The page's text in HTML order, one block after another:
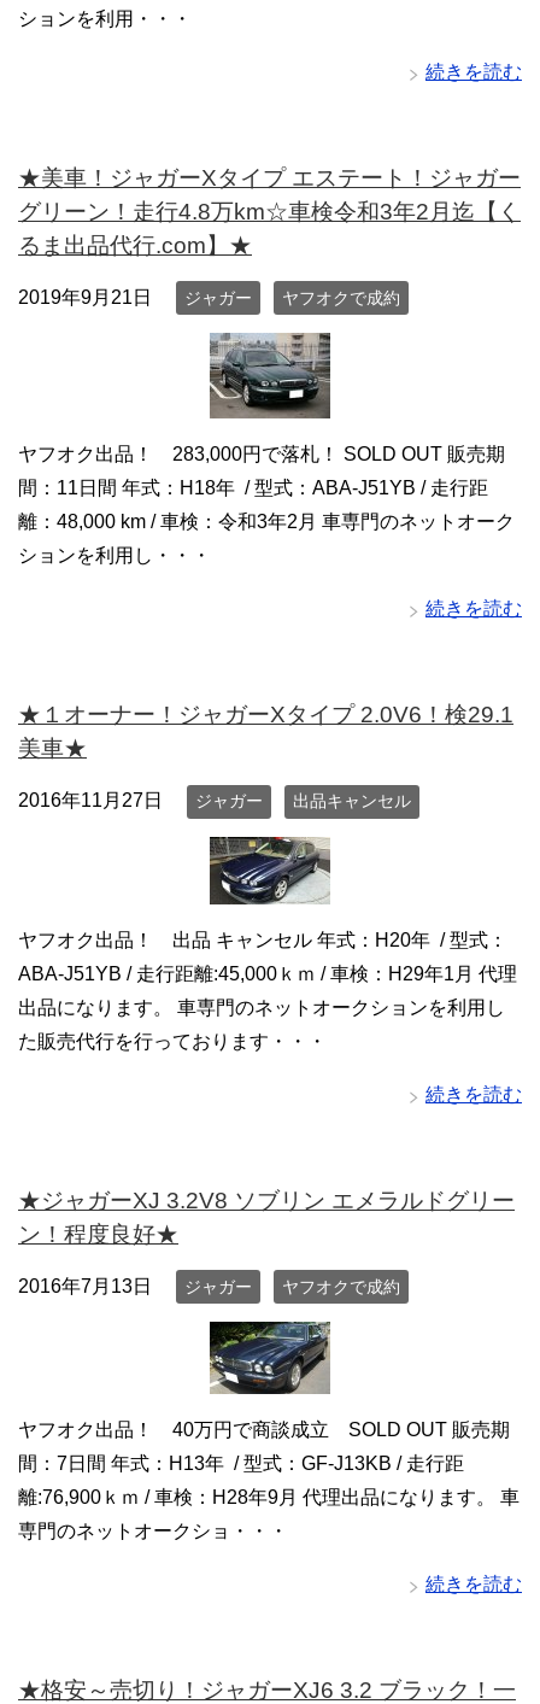
ションを利用・・・
続きを読む
★美車！ジャガーXタイプ エステート！ジャガー
グリーン！走行4.8万km☆車検令和3年2月迄【く
るま出品代行.com】★
2019年9月21日 ジャガー ヤフオクで成約
ヤフオク出品！ 283,000円で落札！ SOLD OUT 販売期
間：11日間 年式：H18年 / 型式：ABA-J51YB / 走行距
離：48,000 km / 車検：令和3年2月 車専門のネットオーク
ションを利用し・・・
続きを読む
★１オーナー！ジャガーXタイプ 2.0V6！検29.1
美車★
2016年11月27日 ジャガー 出品キャンセル
ヤフオク出品！ 出品 キャンセル 年式：H20年 / 型式：
ABA-J51YB / 走行距離:45,000ｋｍ / 車検：H29年1月 代理
出品になります。 車専門のネットオークションを利用し
た販売代行を行っております・・・
続きを読む
★ジャガーXJ 3.2V8 ソブリン エメラルドグリー
ン！程度良好★
2016年7月13日 ジャガー ヤフオクで成約
ヤフオク出品！ 40万円で商談成立 SOLD OUT 販売期
間：7日間 年式：H13年 / 型式：GF-J13KB / 走行距
離:76,900ｋｍ / 車検：H28年9月 代理出品になります。 車
専門のネットオークショ・・・
続きを読む
★格安～売切り！ジャガーXJ6 3.2 ブラック！一